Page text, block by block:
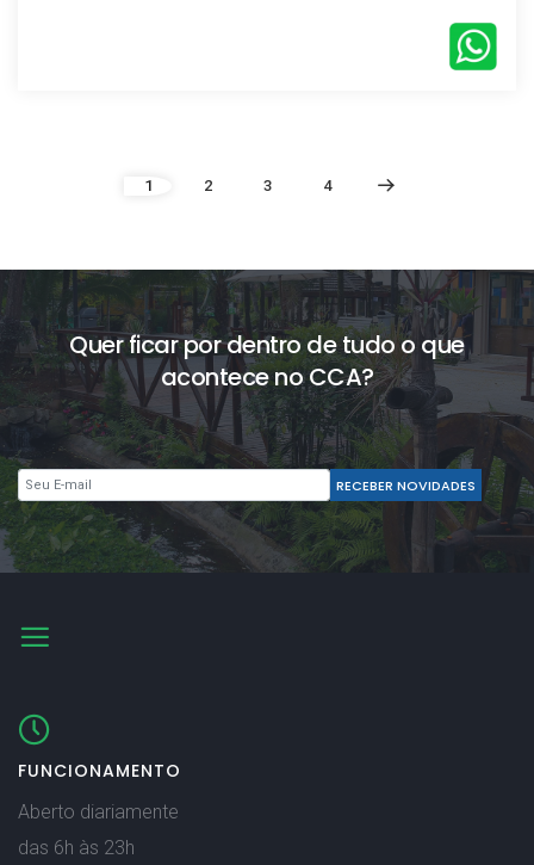
1 2 3 4
Quer ficar por dentro de tudo o que
acontece no CCA?
FUNCIONAMENTO
Aberto diariamente
das 6h às 23h